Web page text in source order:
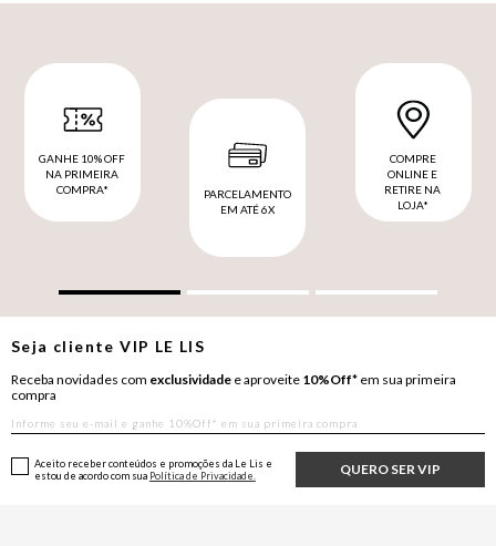
GANHE 10% OFF
NA PRIMEIRA
COMPRA*
PARCELAMENTO
EM ATÉ 6X
COMPRE
ONLINE E
RETIRE NA
LOJA*
Seja clienteVIP LE LIS
Receba novidades com exclusividade e aproveite 10%Off* em sua primeira
compra
QUERO SER VIP
Aceito receber conteúdos e promoções da Le Lis e
estou de acordo com sua Política de Privacidade.